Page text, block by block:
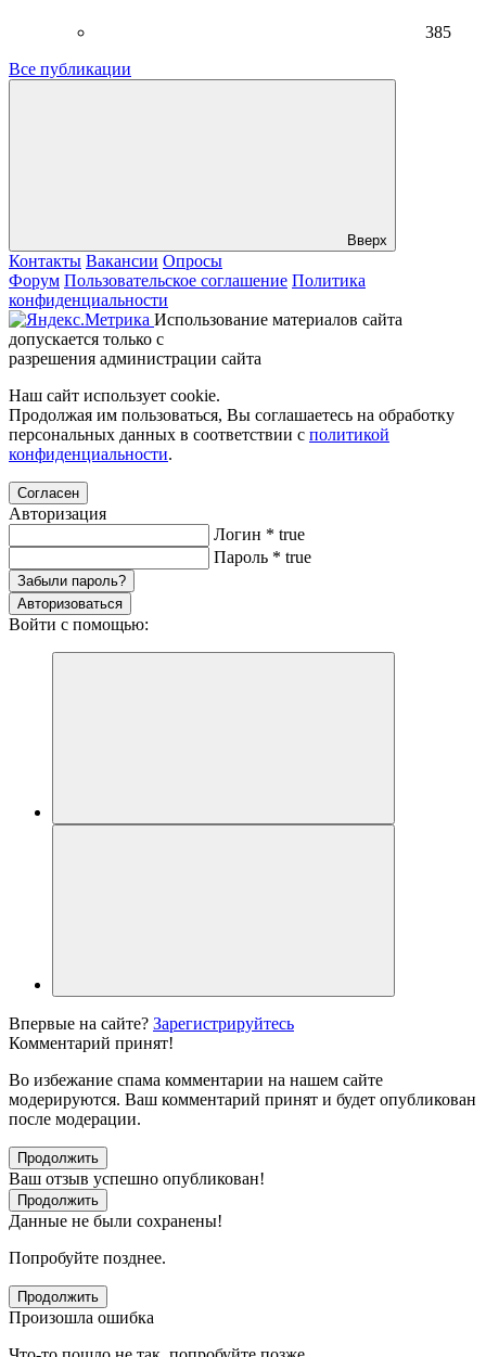
385
Все публикации
Вверх
Контакты Вакансии Опросы
Форум Пользовательское соглашение Политика
конфиденциальности
Использование материалов сайта
допускается только с
разрешения администрации сайта
Наш сайт использует cookie.
Продолжая им пользоваться, Вы соглашаетесь на обработку
персональных данных в соответствии с политикой
конфиденциальности.
Согласен
Авторизация
Логин * true
Пароль * true
Забыли пароль?
Авторизоваться
Войти с помощью:
Впервые на сайте? Зарегистрируйтесь
Комментарий принят!
Во избежание спама комментарии на нашем сайте
модерируются. Ваш комментарий принят и будет опубликован
после модерации.
Продолжить
Ваш отзыв успешно опубликован!
Продолжить
Данные не были сохранены!
Попробуйте позднее.
Продолжить
Произошла ошибка